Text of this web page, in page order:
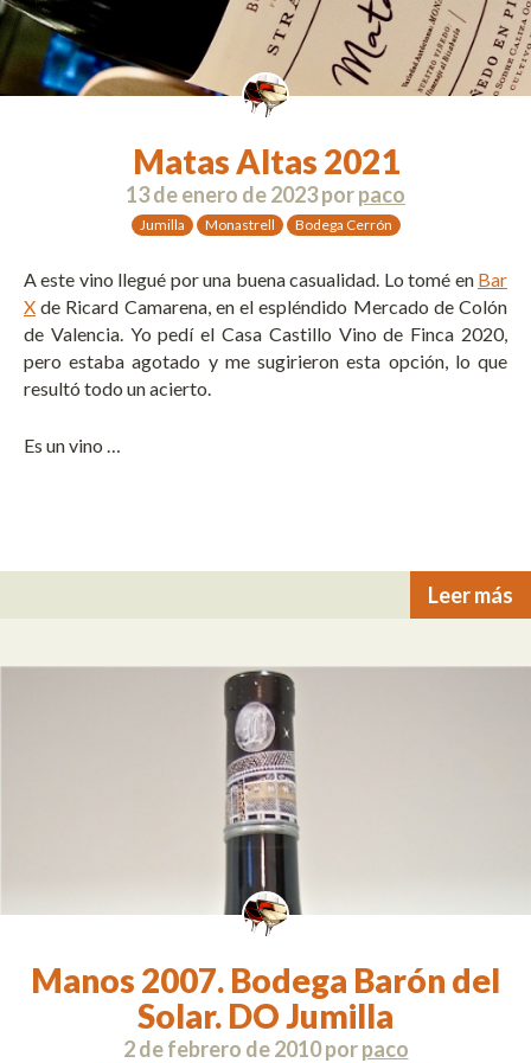
Matas Altas 2021
13 de enero de 2023porpaco
Jumilla Monastrell Bodega Cerrón
A este vino llegué por una buena casualidad. Lo tomé en Bar
X de Ricard Camarena, en el espléndido Mercado de Colón
de Valencia. Yo pedí el Casa Castillo Vino de Finca 2020,
pero estaba agotado y me sugirieron esta opción, lo que
resultó todo un acierto.
Es un vino …
Leer más
Manos 2007. Bodega Barón del
Solar. DO Jumilla
2 de febrero de 2010porpaco